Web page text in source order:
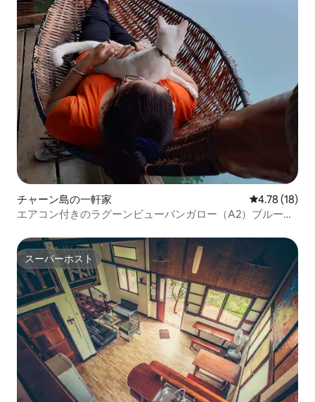
チャーン島の一軒家 レビュー18
4.78 (18)
エアコン付きのラグーンビューバンガロー（A2）ブルーラ
スーパーホスト
スーパーホスト